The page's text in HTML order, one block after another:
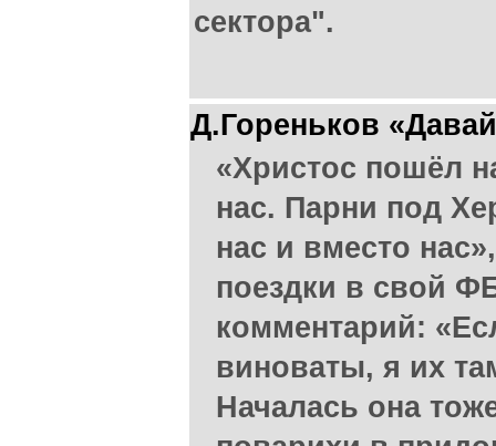
сектора".
Д.Гореньков
«Христос пошёл
нас. Парни под
нас и вместо
поездки в свой
комментарий:
виноваты, я их
Началась она